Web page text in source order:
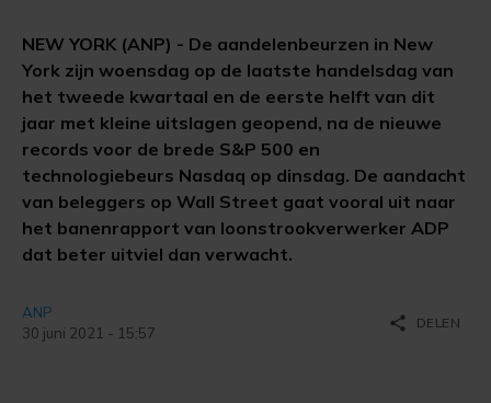
NEW YORK (ANP) - De aandelenbeurzen in New
York zijn woensdag op de laatste handelsdag van
het tweede kwartaal en de eerste helft van dit
jaar met kleine uitslagen geopend, na de nieuwe
records voor de brede S&P 500 en
technologiebeurs Nasdaq op dinsdag. De aandacht
van beleggers op Wall Street gaat vooral uit naar
het banenrapport van loonstrookverwerker ADP
dat beter uitviel dan verwacht.
ANP
30 juni 2021 - 15:57
share DELEN